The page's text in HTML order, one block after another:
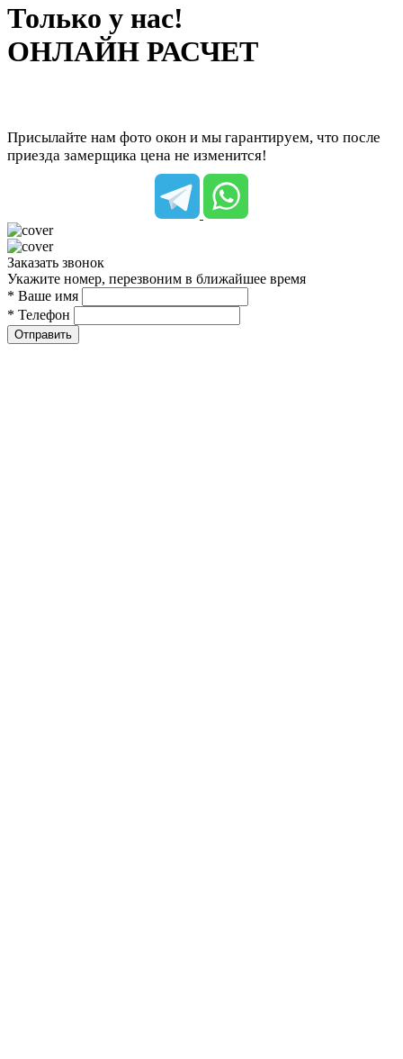
Только у нас!
ОНЛАЙН РАСЧЕТ
Присылайте нам фото окон и мы гарантируем, что после
приезда замерщика цена не изменится!
Заказать звонок
Укажите номер, перезвоним в ближайшее время
* Ваше имя
* Телефон
Отправить